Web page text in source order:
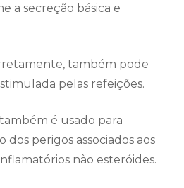
a secreção básica e
também pode
pelas refeições.
é usado para
perigos associados aos
não esteróides.